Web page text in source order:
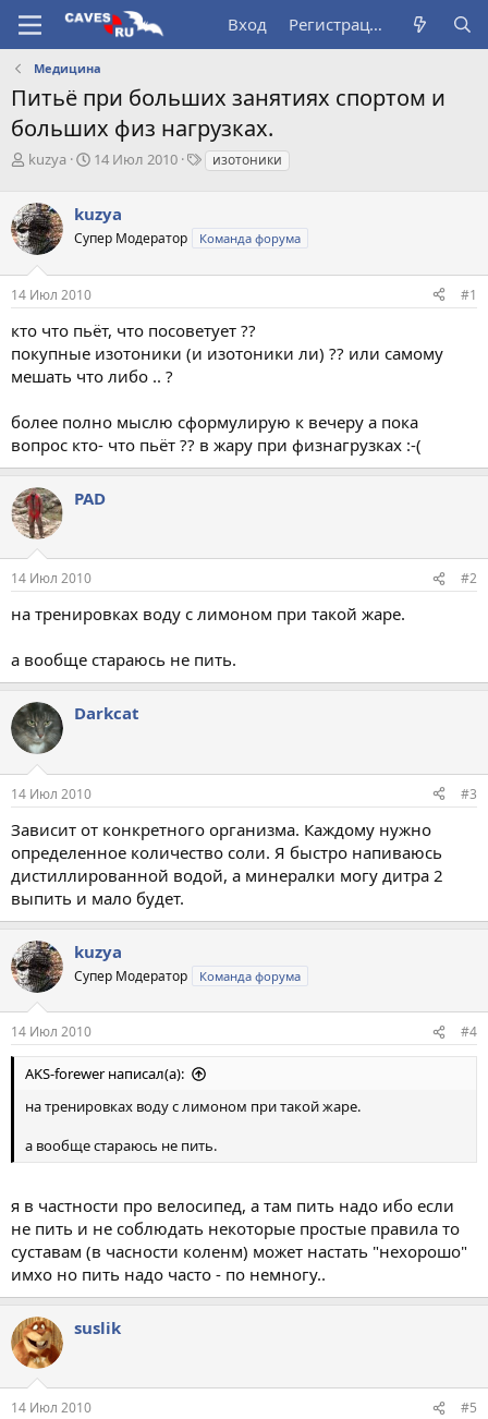
Вход Регистрация
Медицина
Питьё при больших занятиях спортом и
больших физ нагрузках.
А
о
р
т
е
м
ы
kuzya
Д
а
н
ч
л
а
14 Июл 2010
Тизотоники
kuzya
Супер Модератор Команда форума
14 Июл 2010 #1
кто что пьёт, что посоветует ??
покупные изотоники (и изотоники ли) ?? или самому
мешать что либо .. ?
более полно мыслю сформулирую к вечеру а пока
вопрос кто- что пьёт ?? в жару при физнагрузках :-(
PAD
14 Июл 2010 #2
на тренировках воду с лимоном при такой жаре.
а вообще стараюсь не пить.
Darkcat
14 Июл 2010 #3
Зависит от конкретного организма. Каждому нужно
определенное количество соли. Я быстро напиваюсь
дистиллированной водой, а минералки могу дитра 2
выпить и мало будет.
kuzya
Супер Модератор Команда форума
14 Июл 2010 #4
AKS-forewer написал(а):
на тренировках воду с лимоном при такой жаре.
а вообще стараюсь не пить.
я в частности про велосипед, а там пить надо ибо если
не пить и не соблюдать некоторые простые правила то
суставам (в часности коленм) может настать "нехорошо"
имхо но пить надо часто - по немногу..
suslik
14 Июл 2010 #5